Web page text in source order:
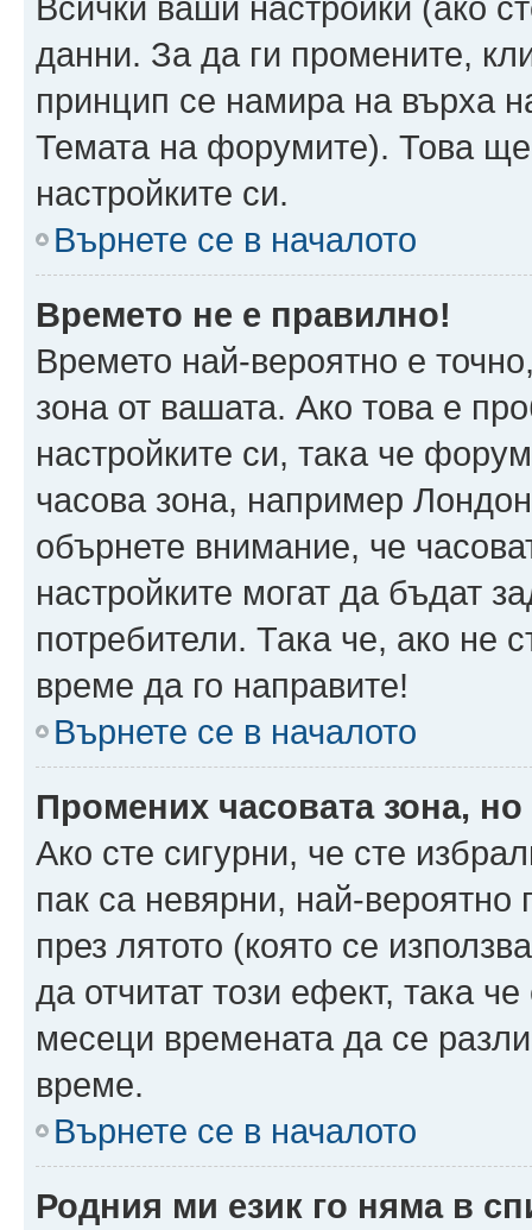
данни. За да ги промените,
принцип се намира на върха
Темата на форумите). Това
настройките си.
Върнете се в началото
Времето не е правилно!
Времето най-вероятно е
зона от вашата. Ако това е
настройките си, така че
часова зона, например
обърнете внимание, че
настройките могат да бъдат
потребители. Така че, ако не
време да го направите!
Върнете се в началото
Промених часовата зона,
Ако сте сигурни, че сте
пак са невярни, най-
през лятото (която се
да отчитат този ефект, така
месеци времената да се
време.
Върнете се в началото
Родния ми език го няма в